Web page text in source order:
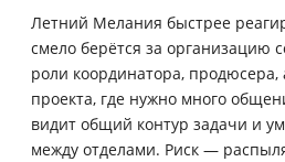
Летний Мелания быстрее
смело берётся за организацию
роли координатора, продюсера,
проекта, где нужно много
видит общий контур задачи и
между отделами. Риск —